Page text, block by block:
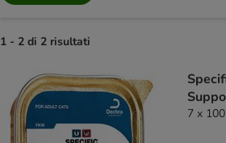
1 - 2 di 2 risultati
7 x